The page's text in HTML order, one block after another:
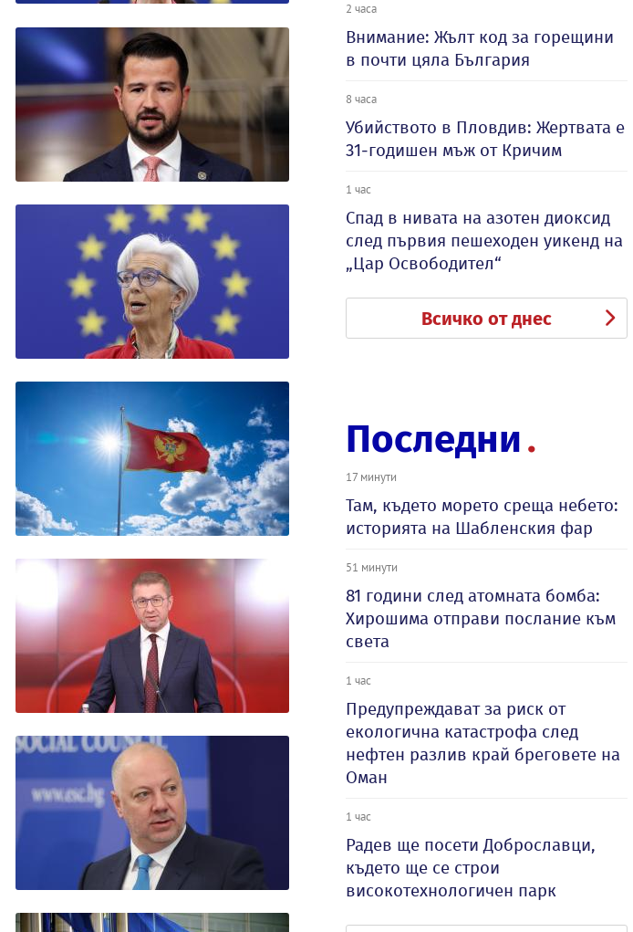
2 часа
Внимание: Жълт код за горещини
в почти цяла България
8 часа
Убийството в Пловдив: Жертвата е
31-годишен мъж от Кричим
1 час
Спад в нивата на азотен диоксид
след първия пешеходен уикенд на
„Цар Освободител“
Всичко от днес
Последни
17 минути
Там, където морето среща небето:
историята на Шабленския фар
51 минути
81 години след атомната бомба:
Хирошима отправи послание към
света
1 час
Предупреждават за риск от
екологична катастрофа след
нефтен разлив край бреговете на
Оман
1 час
Радев ще посети Доброславци,
където ще се строи
високотехнологичен парк